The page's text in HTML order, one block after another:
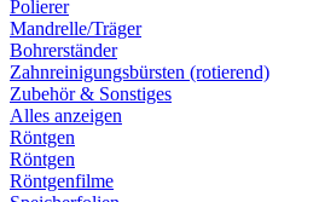
Polierer
Mandrelle/Träger
Bohrerständer
Zahnreinigungsbürsten (rotierend)
Zubehör & Sonstiges
Alles anzeigen
Röntgen
Röntgen
Röntgenfilme